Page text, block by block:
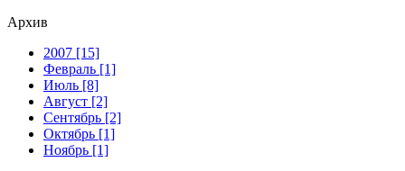
Архив
2007 [15]
Февраль [1]
Июль [8]
Август [2]
Сентябрь [2]
Октябрь [1]
Ноябрь [1]